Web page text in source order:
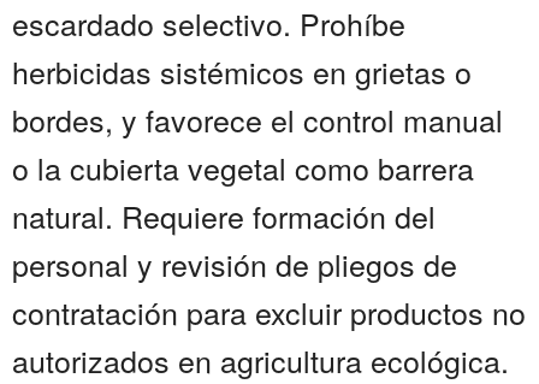
escardado selectivo. Prohíbe
herbicidas sistémicos en grietas o
bordes, y favorece el control manual
o la cubierta vegetal como barrera
natural. Requiere formación del
personal y revisión de pliegos de
contratación para excluir productos no
autorizados en agricultura ecológica.